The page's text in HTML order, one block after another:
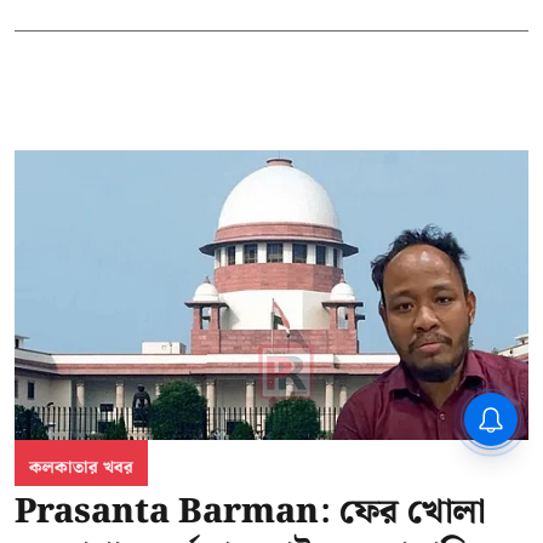
কলকাতার খবর
Prasanta Barman: ফের খোলা
CPIM: ৬০ লক্ষ নাম বিবেচনাধীন রেখে
ভোট ঘোষণার প্রতিবাদ - আদালতের